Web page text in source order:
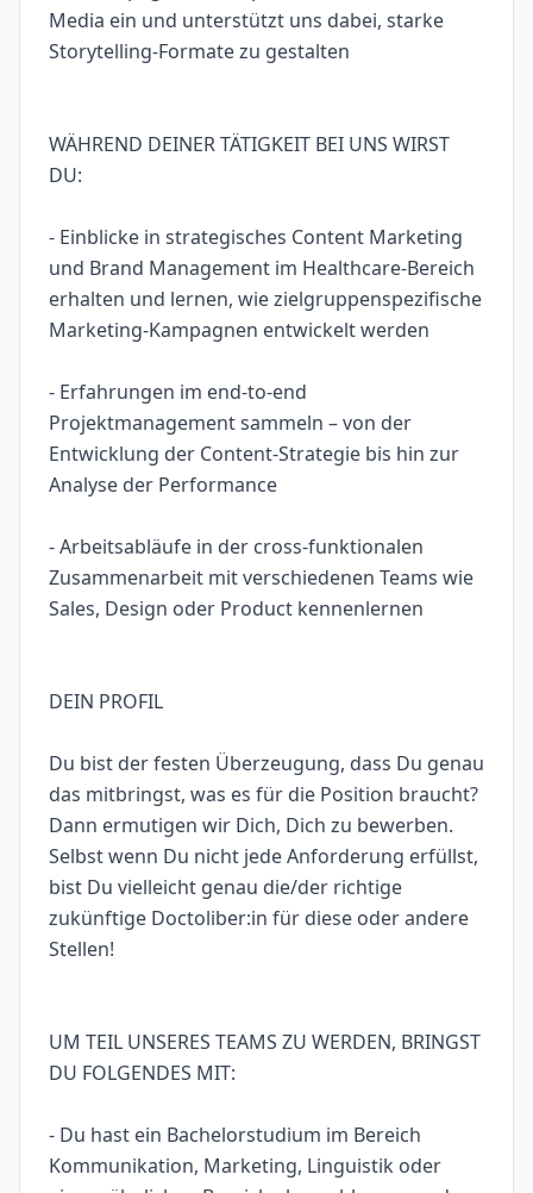
Media ein und unterstützt uns dabei, starke
Storytelling-Formate zu gestalten
WÄHREND DEINER TÄTIGKEIT BEI UNS WIRST
DU:
- Einblicke in strategisches Content Marketing
und Brand Management im Healthcare-Bereich
erhalten und lernen, wie zielgruppenspezifische
Marketing-Kampagnen entwickelt werden
- Erfahrungen im end-to-end
Projektmanagement sammeln – von der
Entwicklung der Content-Strategie bis hin zur
Analyse der Performance
- Arbeitsabläufe in der cross-funktionalen
Zusammenarbeit mit verschiedenen Teams wie
Sales, Design oder Product kennenlernen
DEIN PROFIL
Du bist der festen Überzeugung, dass Du genau
das mitbringst, was es für die Position braucht?
Dann ermutigen wir Dich, Dich zu bewerben.
Selbst wenn Du nicht jede Anforderung erfüllst,
bist Du vielleicht genau die/der richtige
zukünftige Doctoliber:in für diese oder andere
Stellen!
UM TEIL UNSERES TEAMS ZU WERDEN, BRINGST
DU FOLGENDES MIT:
- Du hast ein Bachelorstudium im Bereich
Kommunikation, Marketing, Linguistik oder